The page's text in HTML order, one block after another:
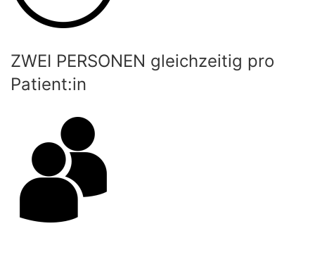
ZWEI PERSONEN gleichzeitig pro
Patient:in